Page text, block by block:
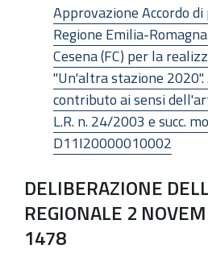
Approvazione Accordo
Regione Emilia-
Cesena (FC) per la
"Un'altra stazione 2020".
contributo ai sensi
L.R. n. 24/2003 e succ.
D11I20000010002
DELIBERAZIONE
REGIONALE 2
1478